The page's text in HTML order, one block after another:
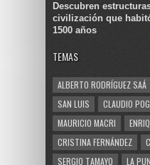
Descubren
civilización que
1500 años
TEMAS
ALBERTO RODRÍGUEZ SAÁ
SAN LUIS
CLAUDIO
MAURICIO MACRI
CRISTINA FERNÁNDEZ
SERGIO TAMAYO
LA